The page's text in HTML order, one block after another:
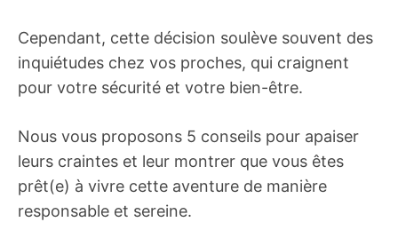
Cependant, cette décision soulève souvent des
inquiétudes chez vos proches, qui craignent
pour votre sécurité et votre bien-être.
Nous vous proposons 5 conseils pour apaiser
leurs craintes et leur montrer que vous êtes
prêt(e) à vivre cette aventure de manière
responsable et sereine.